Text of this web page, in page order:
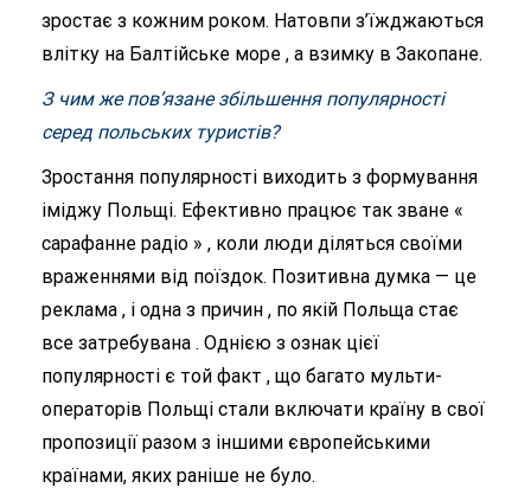
зростає з кожним роком. Натовпи з’їжджаються
влітку на Балтійське море , а взимку в Закопане.
З чим же пов’язане збільшення популярності
серед польських туристів?
Зростання популярності виходить з формування
іміджу Польщі. Ефективно працює так зване «
сарафанне радіо » , коли люди діляться своїми
враженнями від поїздок. Позитивна думка — це
реклама , і одна з причин , по якій Польща стає
все затребувана . Однією з ознак цієї
популярності є той факт , що багато мульти-
операторів Польщі стали включати країну в свої
пропозиції разом з іншими європейськими
країнами, яких раніше не було.